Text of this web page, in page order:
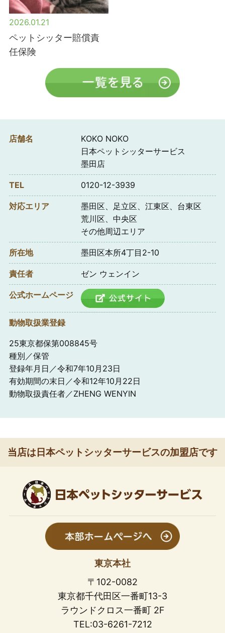
2026.01.21
ペットシッター賠償責
任保険
店舗名
KOKO NOKO
日本ペットシッターサービス
墨田店
TEL 0120-12-3939
対応エリア
墨田区、足立区、江東区、台東区
荒川区、中央区
その他周辺エリア
所在地 墨田区本所4丁目2-10
責任者 ゼン ウェンイン
公式ホームページ
動物取扱業登録
25東京都保第008845号
種別／保管
登録年月日／令和7年10月23日
有効期間の末日／令和12年10月22日
動物取扱責任者／ZHENG WENYIN
当店は日本ペットシッターサービスの加盟店です
東京本社
〒102-0082
東京都千代田区一番町13-3
ラウンドクロス一番町 2F
TEL:03-6261-7212